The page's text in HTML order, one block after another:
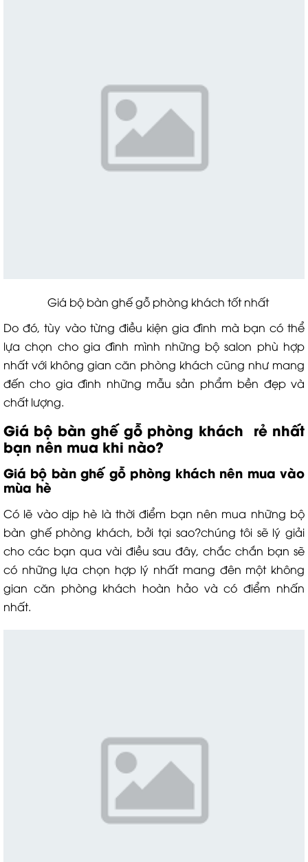
Giá bộ bàn ghế gỗ phòng khách tốt nhất
Do đó, tùy vào từng điều kiện gia đình mà bạn có thể
lựa chọn cho gia đình mình những bộ salon phù hợp
nhất với không gian căn phòng khách cũng như mang
đến cho gia đình những mẫu sản phẩm bền đẹp và
chất lượng.
Giá bộ bàn ghế gỗ phòng khách rẻ nhất
bạn nên mua khi nào?
Giá bộ bàn ghế gỗ phòng kháchnên mua vào
mùa hè
Có lẽ vào dịp hè là thời điểm bạn nên mua những bộ
bàn ghế phòng khách, bởi tại sao?chúng tôi sẽ lý giải
cho các bạn qua vài điều sau đây, chắc chắn bạn sẽ
có những lựa chọn hợp lý nhất mang đên một không
gian căn phòng khách hoàn hảo và có điểm nhấn
nhất.